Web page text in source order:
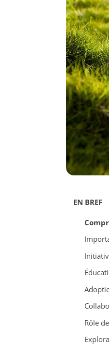
EN BREF
Rôle